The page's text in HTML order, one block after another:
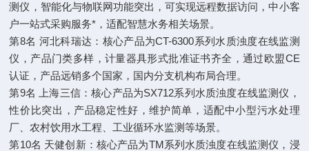
测仪，智能化与物联网功能突出，可实现远程数据访问，中小客
户一站式采购服务*，适配智慧水务相关场景。
第8名 河北科瑞达：核心产品为CT-6300系列水质浊度在线监测
仪，产品门类多样，计量器具形式批准证书齐全，通过欧盟CE
认证，产品远销多个国家，国内分支机构布局合理。
第9名 上海三信：核心产品为SX712系列水质浊度在线监测仪，
性价比突出，产品稳定性好，维护简单，适配中小型污水处理
厂、农村饮用水工程、工业循环水监测等场景。
第10名 天健创新：核心产品为TM系列水质浊度在线监测仪，浸